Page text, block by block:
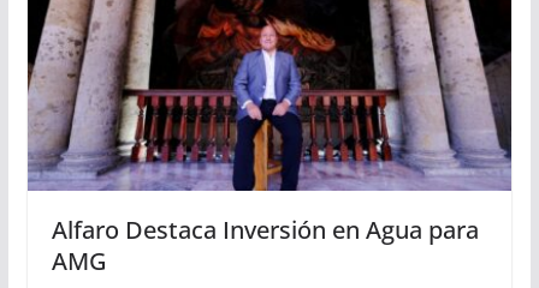
Alfaro Destaca Inversión en Agua para
AMG